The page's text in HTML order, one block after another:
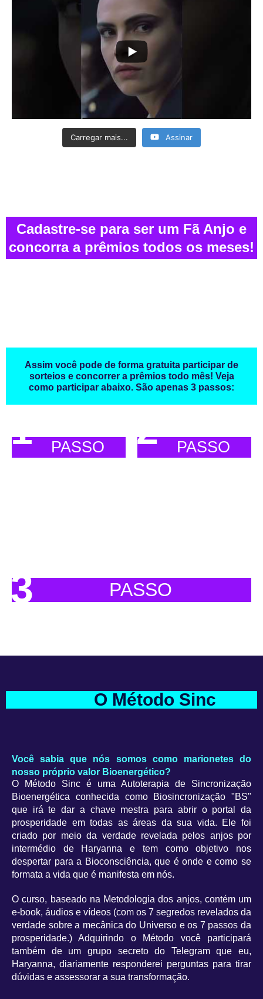
Carregar mais... Assinar
Cadastre-se para ser um Fã Anjo e
concorra a prêmios todos os meses!
Assim você pode de forma gratuita participar de
sorteios e concorrer a prêmios todo mês! Veja
como participar abaixo. São apenas 3 passos:
1 PASSO 2 PASSO
3 PASSO
O Método Sinc
Você sabia que nós somos como marionetes do
nosso próprio valor Bioenergético?
O Método Sinc é uma Autoterapia de Sincronização
Bioenergética conhecida como Biosincronização "BS"
que irá te dar a chave mestra para abrir o portal da
prosperidade em todas as áreas da sua vida. Ele foi
criado por meio da verdade revelada pelos anjos por
intermédio de Haryanna e tem como objetivo nos
despertar para a Bioconsciência, que é onde e como se
formata a vida que é manifesta em nós.
O curso, baseado na Metodologia dos anjos, contém um
e-book, áudios e vídeos (com os 7 segredos revelados da
verdade sobre a mecânica do Universo e os 7 passos da
prosperidade.) Adquirindo o Método você participará
também de um grupo secreto do Telegram que eu,
Haryanna, diariamente responderei perguntas para tirar
dúvidas e assessorar a sua transformação.